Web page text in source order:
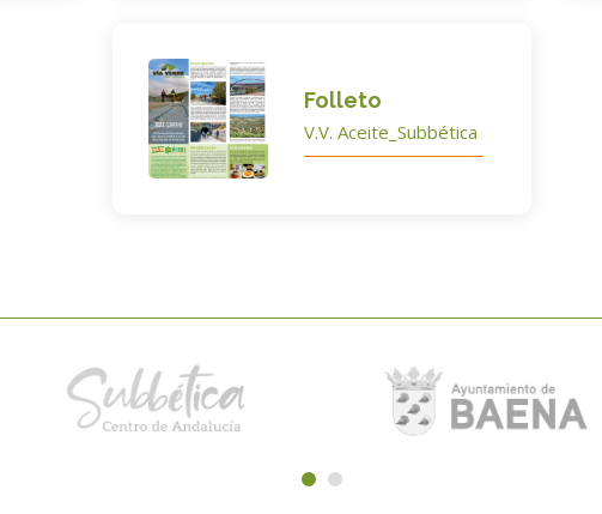
Folleto
V.V. Aceite_Subbética